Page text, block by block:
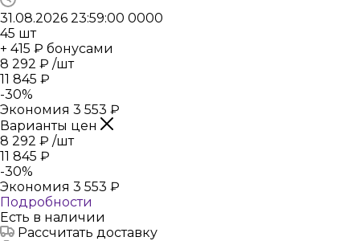
31.08.2026 23:59:00 0000
45 шт
+ 415 ₽ бонусами
8 292 ₽ /шт
11 845 ₽
-30%
Экономия 3 553 ₽
Варианты цен
8 292 ₽ /шт
11 845 ₽
-30%
Экономия 3 553 ₽
Подробности
Есть в наличии
Рассчитать доставку